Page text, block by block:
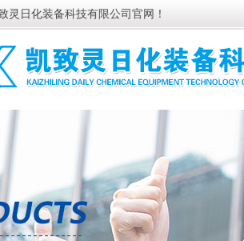
灵日化装备科技有限公司官网！